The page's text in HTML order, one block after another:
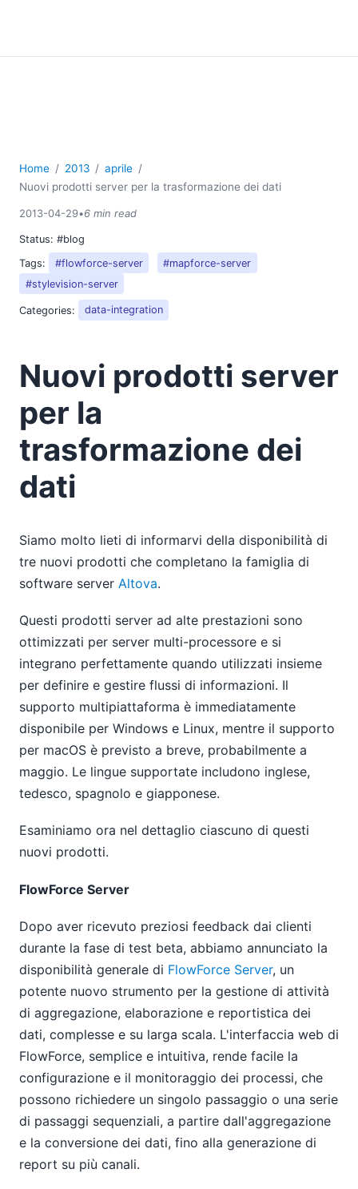
Home 2013
aprile
Nuovi prodotti server per la trasformazione dei dati
2013-04-29•6 min read
Status: #blog
Tags:
#flowforce-server
#mapforce-server
#stylevision-server
Categories: data-integration
Nuovi prodotti server
per la
trasformazione dei
dati
Siamo molto lieti di informarvi della disponibilità di
tre nuovi prodotti che completano la famiglia di
software server Altova.
Questi prodotti server ad alte prestazioni sono
ottimizzati per server multi-processore e si
integrano perfettamente quando utilizzati insieme
per definire e gestire flussi di informazioni. Il
supporto multipiattaforma è immediatamente
disponibile per Windows e Linux, mentre il supporto
per macOS è previsto a breve, probabilmente a
maggio. Le lingue supportate includono inglese,
tedesco, spagnolo e giapponese.
Esaminiamo ora nel dettaglio ciascuno di questi
nuovi prodotti.
FlowForce Server
Dopo aver ricevuto preziosi feedback dai clienti
durante la fase di test beta, abbiamo annunciato la
disponibilità generale di FlowForce Server, un
potente nuovo strumento per la gestione di attività
di aggregazione, elaborazione e reportistica dei
dati, complesse e su larga scala. L'interfaccia web di
FlowForce, semplice e intuitiva, rende facile la
configurazione e il monitoraggio dei processi, che
possono richiedere un singolo passaggio o una serie
di passaggi sequenziali, a partire dall'aggregazione
e la conversione dei dati, fino alla generazione di
report su più canali.